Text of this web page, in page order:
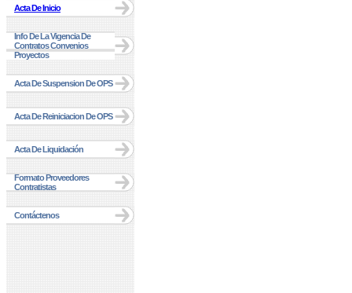
Acta De Inicio
Info De La Vigencia De
Contratos Convenios
Proyectos
Acta De Suspension De OPS
Acta De Reiniciacion De OPS
Acta De Liquidación
Formato Proveedores
Contratistas
Contáctenos